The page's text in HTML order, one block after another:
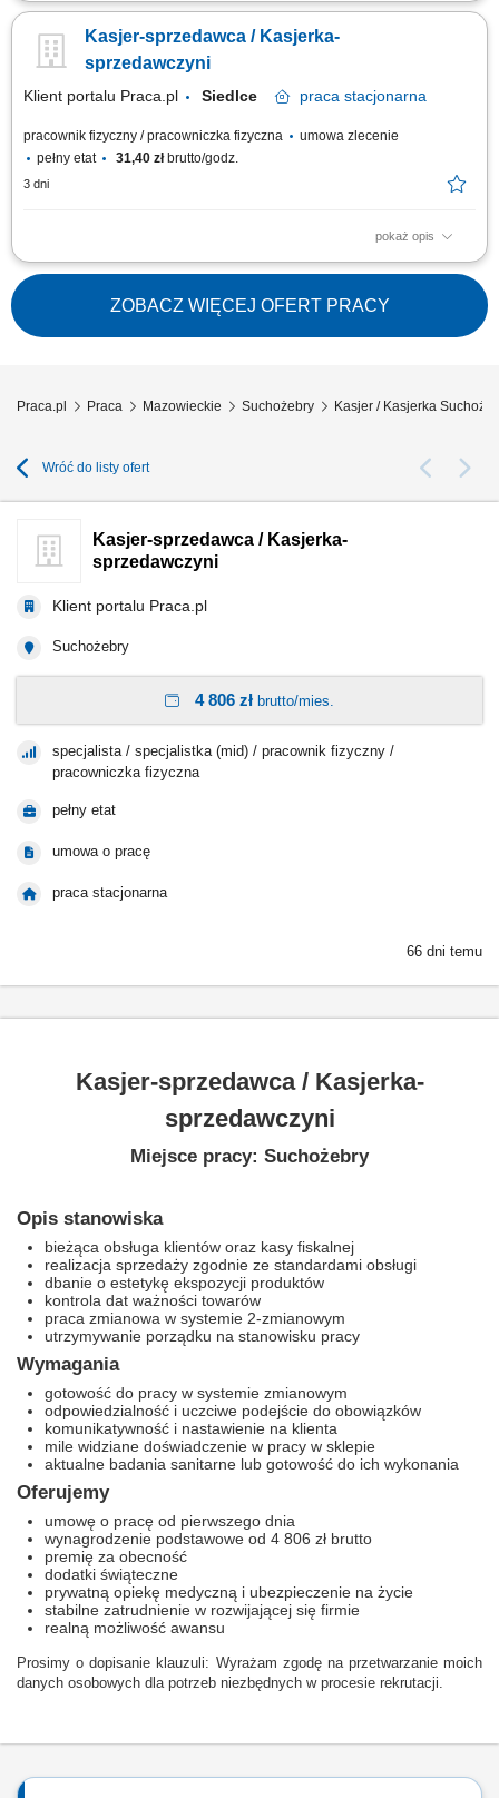
kontrola dat ważności towarów; praca zmianowa w systemie 2-
zmianowym; utrzymywanie porządku na stanowisku pracy;
Kasjer-sprzedawca / Kasjerka-
sprzedawczyni
Klient portalu Praca.pl Siedlce praca stacjonarna
pracownik fizyczny / pracowniczka fizyczna
umowa zlecenie
pełny etat
31,40 złbrutto/godz.
3 dni
pokaż opis
profesjonalna obsługa klientów zgodnie ze standardami sklepu; obsługa
kasy fiskalnej i realizacja transakcji; dbanie o estetyczną ekspozycję
towarów na sali sprzedaży; kontrola terminów ważności produktów; praca
w systemie zmianowym (2 zmiany) utrzymanie porządku w miejscu pracy;
ZOBACZ WIĘCEJ OFERT PRACY
Praca.pl Praca Mazowieckie Suchożebry Kasjer / Kasjerka
Wróć do listy ofert
Kasjer-sprzedawca / Kasjerka-
sprzedawczyni
Klient portalu Praca.pl
Suchożebry
4 806 zł brutto/mies.
specjalista / specjalistka (mid) / pracownik fizyczny /
pracowniczka fizyczna
pełny etat
umowa o pracę
praca stacjonarna
66 dni temu
Kasjer-sprzedawca / Kasjerka-
sprzedawczyni
Miejsce pracy: Suchożebry
Opis stanowiska
bieżąca obsługa klientów oraz kasy fiskalnej
realizacja sprzedaży zgodnie ze standardami obsługi
dbanie o estetykę ekspozycji produktów
kontrola dat ważności towarów
praca zmianowa w systemie 2-zmianowym
utrzymywanie porządku na stanowisku pracy
Wymagania
gotowość do pracy w systemie zmianowym
odpowiedzialność i uczciwe podejście do obowiązków
komunikatywność i nastawienie na klienta
mile widziane doświadczenie w pracy w sklepie
aktualne badania sanitarne lub gotowość do ich wykonania
Oferujemy
umowę o pracę od pierwszego dnia
wynagrodzenie podstawowe od 4 806 zł brutto
premię za obecność
dodatki świąteczne
prywatną opiekę medyczną i ubezpieczenie na życie
stabilne zatrudnienie w rozwijającej się firmie
realną możliwość awansu
Prosimy o dopisanie klauzuli: Wyrażam zgodę na przetwarzanie moich
danych osobowych dla potrzeb niezbędnych w procesie rekrutacji.